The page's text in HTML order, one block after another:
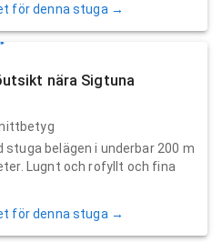
för denna stuga →
nära Sigtuna
belägen i underbar 200 m
Lugnt och rofyllt och fina
för denna stuga →